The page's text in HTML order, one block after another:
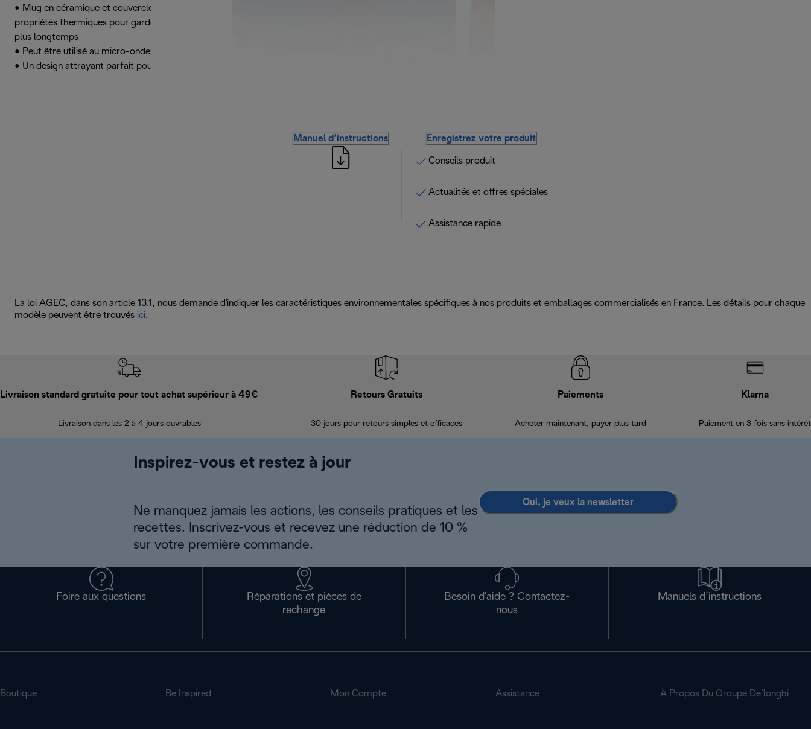
• Mug en céramique et couvercle en silicone aux
propriétés thermiques pour garder votre boisson au chaud
plus longtemps
• Peut être utilisé au micro-ondes et au lave-vaisselle
• Un design attrayant parfait pour les amoureux du café
Manuel d’instructions Enregistrez votre produit
Conseils produit
Actualités et offres spéciales
Assistance rapide
La loi AGEC, dans son article 13.1, nous demande d'indiquer les caractéristiques environnementales spécifiques à nos produits et emballages commercialisés en France. Les détails pour chaque
modèle peuvent être trouvés ici.
Livraison standard gratuite pour tout achat supérieur à 49€
Livraison dans les 2 à 4 jours ouvrables
Retours Gratuits
30 jours pour retours simples et efficaces
Paiements
Acheter maintenant, payer plus tard
Klarna
Paiement en 3 fois sans intérêt
Inspirez-vous et restez à jour
Ne manquez jamais les actions, les conseils pratiques et les
recettes. Inscrivez-vous et recevez une réduction de 10 %
sur votre première commande.
Oui, je veux la newsletter
Foire aux questions
Réparations et pièces de
rechange
Besoin d'aide ? Contactez-
nous
Manuels d’instructions
Boutique Be Inspired Mon Compte Assistance À Propos Du Groupe De’longhi